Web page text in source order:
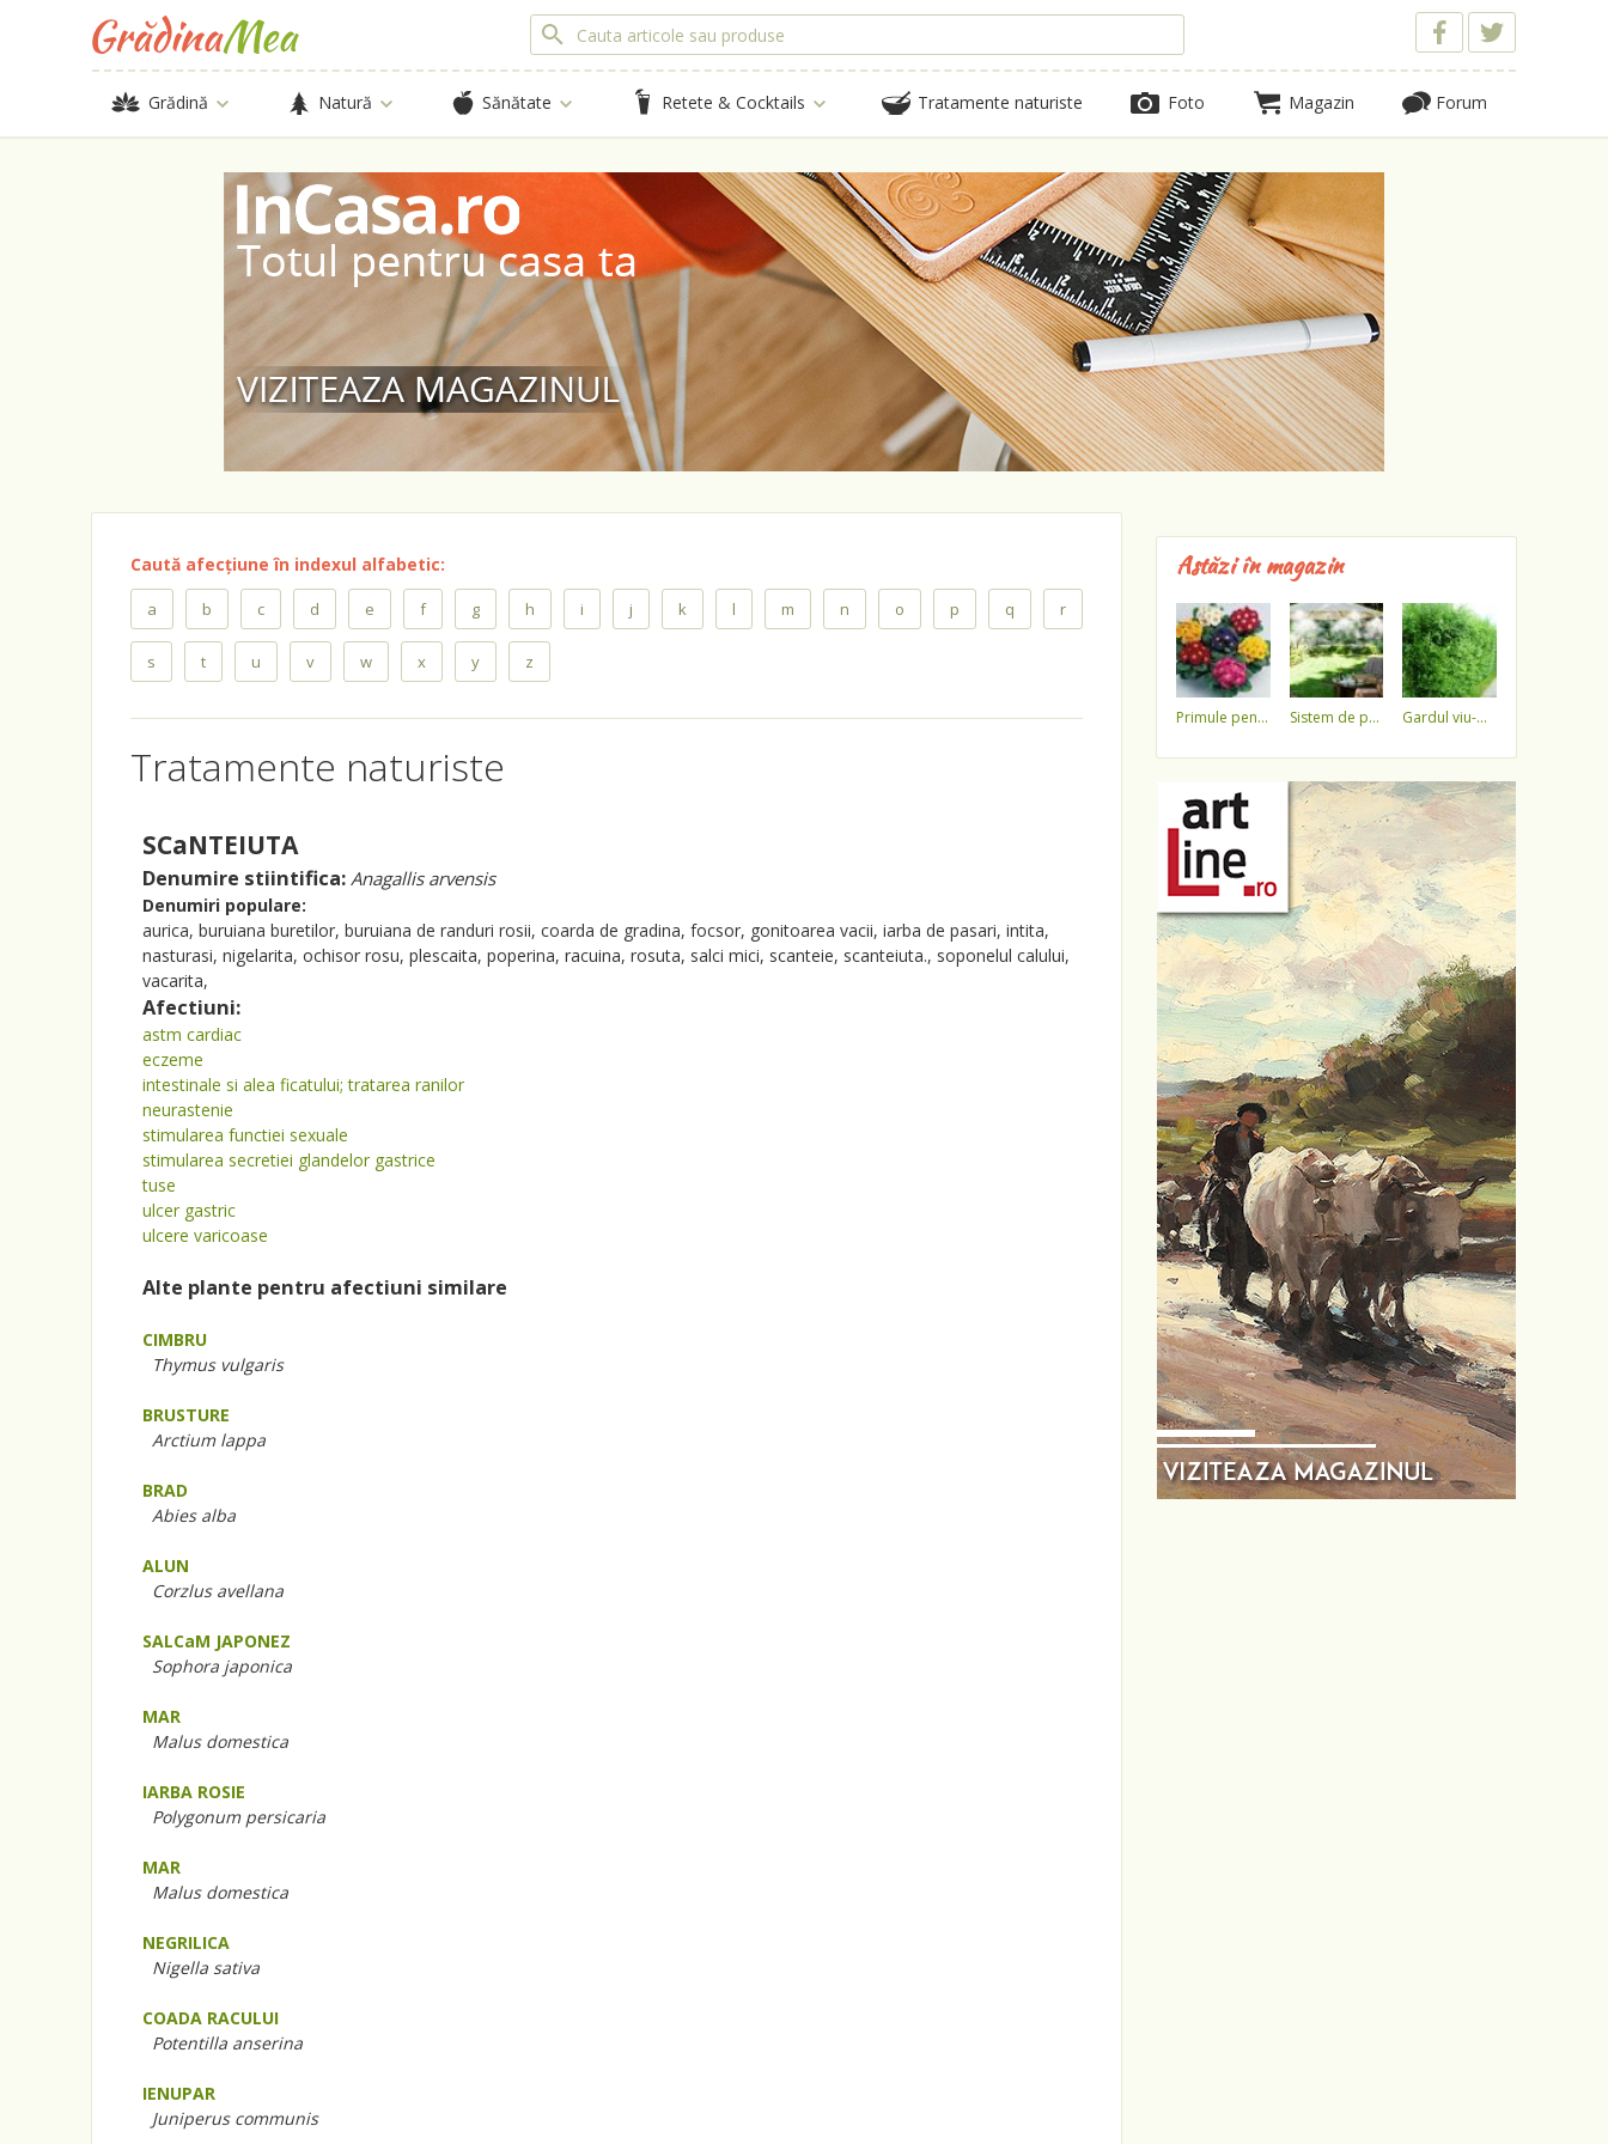
Grădină Natură Sănătate Retete & Cocktails Tratamente naturiste Foto Magazin Forum
Caută afecțiune în indexul alfabetic:
a b c d e f g h i j k l m n o p q r
s t u v w x y z
Tratamente naturiste
SCaNTEIUTA
Denumire stiintifica: Anagallis arvensis
Denumiri populare:
aurica, buruiana buretilor, buruiana de randuri rosii, coarda de gradina, focsor, gonitoarea vacii, iarba de pasari, intita,
nasturasi, nigelarita, ochisor rosu, plescaita, poperina, racuina, rosuta, salci mici, scanteie, scanteiuta., soponelul calului,
vacarita,
Afectiuni:
astm cardiac
eczeme
intestinale si alea ficatului; tratarea ranilor
neurastenie
stimularea functiei sexuale
stimularea secretiei glandelor gastrice
tuse
ulcer gastric
ulcere varicoase
Alte plante pentru afectiuni similare
CIMBRU
Thymus vulgaris
BRUSTURE
Arctium lappa
BRAD
Abies alba
ALUN
Corzlus avellana
SALCaM JAPONEZ
Sophora japonica
MAR
Malus domestica
IARBA ROSIE
Polygonum persicaria
MAR
Malus domestica
NEGRILICA
Nigella sativa
COADA RACULUI
Potentilla anserina
IENUPAR
Juniperus communis
Astăzi în magazin
primule pentru 1 martie 3,5 lei / ghiveci !!!! sistem de pulverizare a apei gardul viu-minune!